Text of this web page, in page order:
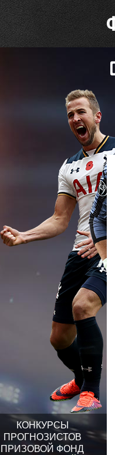
КОНКУРСЫ
ПРОГНОЗИСТОВ
ПРИЗОВОЙ ФОНД